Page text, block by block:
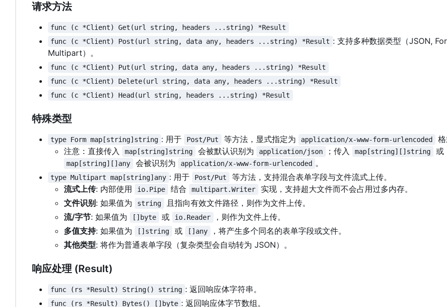
请求方法
func (c *Client) Get(url string, headers ...string) *Result
func (c *Client) Post(url string, data any, headers ...string) *Result : 支持多种数据类型 （JSON,
Multipart） 。
func (c *Client) Put(url string, data any, headers ...string) *Result
func (c *Client) Delete(url string, data any, headers ...string) *Result
func (c *Client) Head(url string, headers ...string) *Result
特殊类型
type Form map[string]string : 用于 Post/Put 等方法，显式指定为 application/x-www-form-urlencoded
注意：直接传入
map[string]string 会被默认识别为 application/json ；传入 map[string][]string 或
map[string][]any 会被识别为 application/x-www-form-urlencoded 。
type Multipart map[string]any : 用于 Post/Put
等方法，支持混合表单字段与文件流式上传。
流式上传: 内部使用 io.Pipe 结合 multipart.Writer
实现，支持超大文件而不会占用过多内存。
文件识别 : 如果值为 string
且指向有效文件路径，则作为文件上传。
流/字节: 如果值为 []byte 或 io.Reader
，则作为文件上传。
多值支持: 如果值为 []string 或 []any
，将产生多个同名的表单字段或文件。
其他类型: 将作为普通表单字段（复杂类型会自动转为 JSON） 。
响应处理 (Result)
func (rs *Result) String() string : 返回响应体字符串。
func (rs *Result) Bytes() []byte : 返回响应体字节数组。